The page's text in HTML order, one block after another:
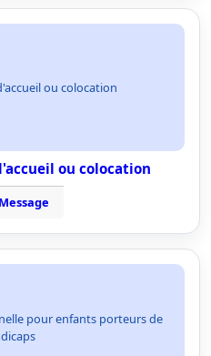
ou colocation
ou colocation
pour enfants porteurs de